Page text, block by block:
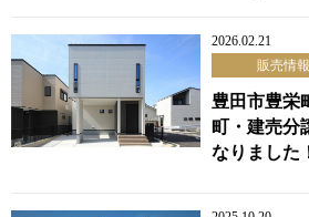
2026.02.21
販売情報
豊田市豊
町・建売分
なりました